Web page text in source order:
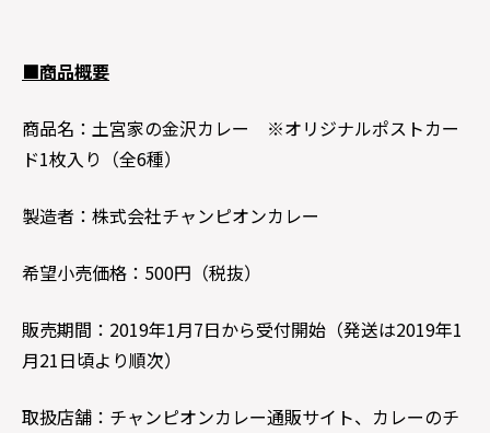
■商品概要
商品名：土宮家の金沢カレー ※オリジナルポストカー
ド1枚入り（全6種）
製造者：株式会社チャンピオンカレー
希望小売価格：500円（税抜）
販売期間：2019年1月7日から受付開始（発送は2019年1
月21日頃より順次）
取扱店舗：チャンピオンカレー通販サイト、カレーのチ